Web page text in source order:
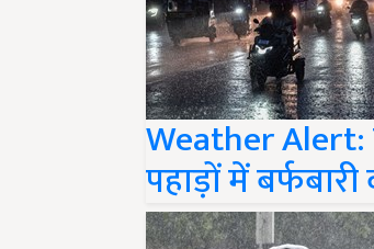
Weather Alert:
पहाड़ों में